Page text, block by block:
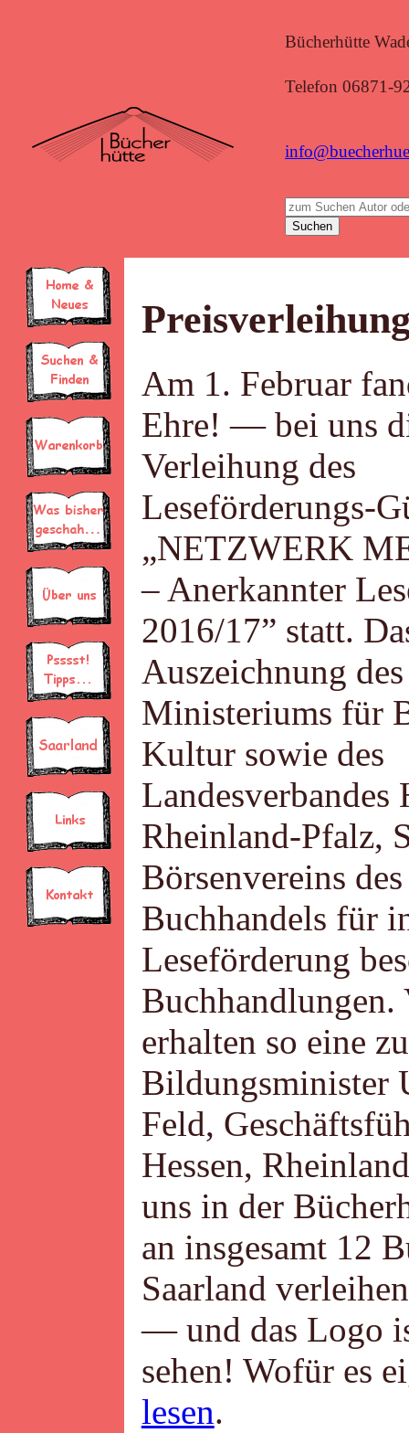
Bücherhütte
Telefon 06871-
Am 1. Februar
Ehre! — bei uns
Verleihung des
Leseförderungs-
„NETZWERK
– Anerkannter
2016/17” statt.
Auszeichnung des
Ministeriums für
Kultur sowie des
Landesverbandes
Rheinland-Pfalz,
Börsenvereins
Buchhandels für
Leseförderung
erhalten so eine
Bildungsminister
Feld,
Hessen,
uns in der
an insgesamt 12
Saarland
— und das Logo
sehen! Wofür es
lesen.